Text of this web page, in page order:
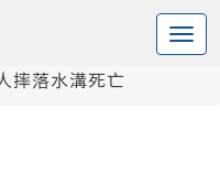
摔落水溝死亡